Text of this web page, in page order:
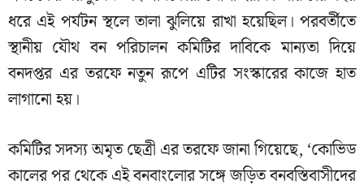
ধরে এই পর্যটন স্থলে তালা ঝুলিয়ে রাখা হয়েছিল। পরবর্তীতে
স্থানীয় যৌথ বন পরিচালন কমিটির দাবিকে মান্যতা দিয়ে
বনদপ্তর এর তরফে নতুন রূপে এটির সংস্কারের কাজে হাত
লাগানো হয়।
কমিটির সদস্য অমৃত ছেত্রী এর তরফে জানা গিয়েছে, ‘কোভিড
কালের পর থেকে এই বনবাংলোর সঙ্গে জড়িত বনবস্তিবাসীদের